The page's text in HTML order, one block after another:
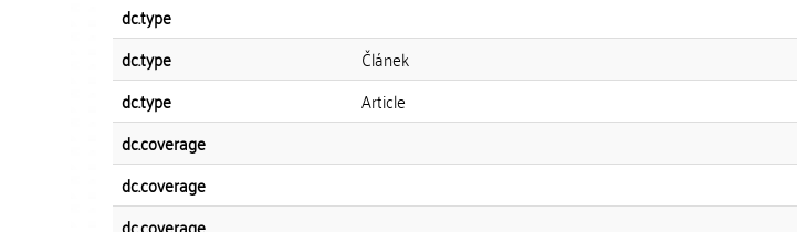
dc.type
dc.type
Článek
dc.type
Article
dc.coverage
dc.coverage